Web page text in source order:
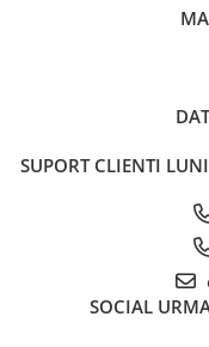
SUPORT CLIENTI
SOCIAL